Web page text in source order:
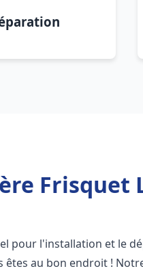
Frisquet
pour l'installation et le
êtes au bon endroit !